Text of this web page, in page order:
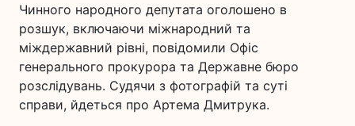
Чинного народного депутата оголошено в
розшук, включаючи міжнародний та
міждержавний рівні, повідомили Офіс
генерального прокурора та Державне бюро
розслідувань. Судячи з фотографій та суті
справи, йдеться про Артема Дмитрука.